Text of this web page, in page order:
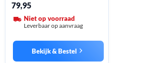
79,95
Niet op voorraad
Leverbaar op aanvraag
Bekijk & Bestel